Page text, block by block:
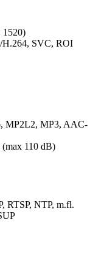
1520)
H.264, SVC, ROI
MP2L2, MP3, AAC-
110 dB)
RTSP, NTP, m.fl.